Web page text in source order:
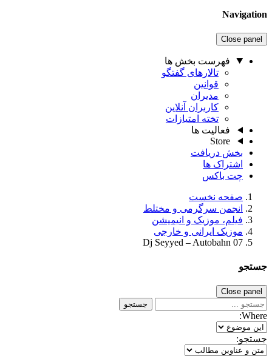
Navigation
Close panel
فهرست بخش ها
تالارهای گفتگو
قوانین
مدیران
کاربران آنلاین
تخته امتیازات
فعالیت ها
Store
بخش دریافت
اشتراک ها
چت باکس
صفحه نخست
انجمن سرگرمی و مختلط
فیلم، موزیک و انیمیشن
موزیک ایرانی و خارجی
Dj Seyyed – Autobahn 07
جستجو
Close panel
جستجو
Where:
جستجو: